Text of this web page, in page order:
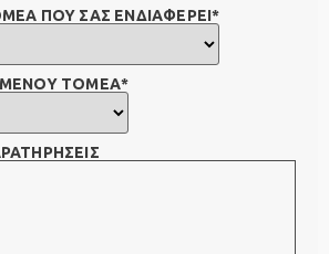
ΠΟΥ ΣΑΣ ΕΝΔΙΑΦΕΡΕΙ*
ΤΟΜΕΑ*